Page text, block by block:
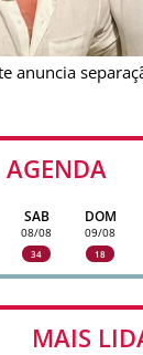
AGENDA
SAB
08/08
34
DOM
09/08
18
MAIS
anuncia